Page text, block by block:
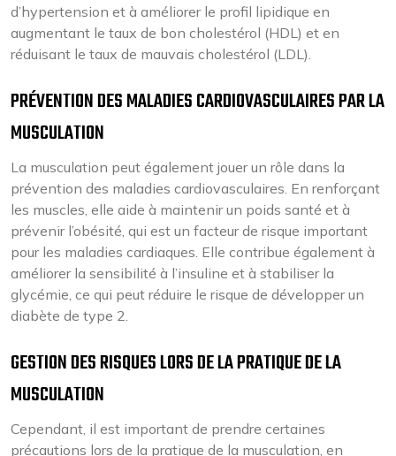
d’hypertension et à améliorer le profil lipidique en
augmentant le taux de bon cholestérol (HDL) et en
réduisant le taux de mauvais cholestérol (LDL).
PRÉVENTION DES MALADIES CARDIOVASCULAIRES PAR LA
MUSCULATION
La musculation peut également jouer un rôle dans la
prévention des maladies cardiovasculaires. En renforçant
les muscles, elle aide à maintenir un poids santé et à
prévenir l’obésité, qui est un facteur de risque important
pour les maladies cardiaques. Elle contribue également à
améliorer la sensibilité à l’insuline et à stabiliser la
glycémie, ce qui peut réduire le risque de développer un
diabète de type 2.
GESTION DES RISQUES LORS DE LA PRATIQUE DE LA
MUSCULATION
Cependant, il est important de prendre certaines
précautions lors de la pratique de la musculation, en